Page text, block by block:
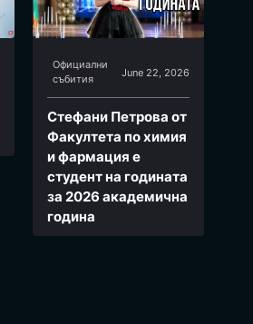
Официални
събития
June 22, 2026
Стефани Петрова от
Факултета по химия
и фармация e
студент на годината
за 2026 академична
година